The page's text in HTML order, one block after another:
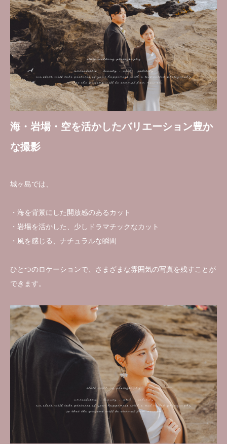
海・岩場・空を活かしたバリエーション豊か
な撮影
城ヶ島では、
・海を背景にした開放感のあるカット
・岩場を活かした、少しドラマチックなカット
・風を感じる、ナチュラルな瞬間
ひとつのロケーションで、さまざまな雰囲気の写真を残すことが
できます。